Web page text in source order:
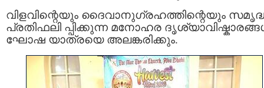
വിളവിന്റെയും ദൈവാനുഗ്രഹത്തിന്റെയും
പ്രതിഫലി പ്പിക്കുന്ന മനോഹര
ഘോഷ യാത്രയെ അലങ്കരിക്കും.